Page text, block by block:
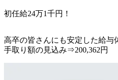
初任給24万1千円！
高卒の皆さんにも安定した給与
手取り額の見込み⇒200,362円